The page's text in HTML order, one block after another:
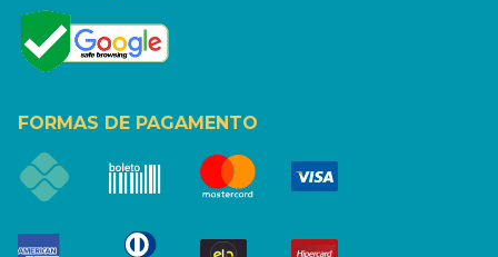
FORMAS DE PAGAMENTO